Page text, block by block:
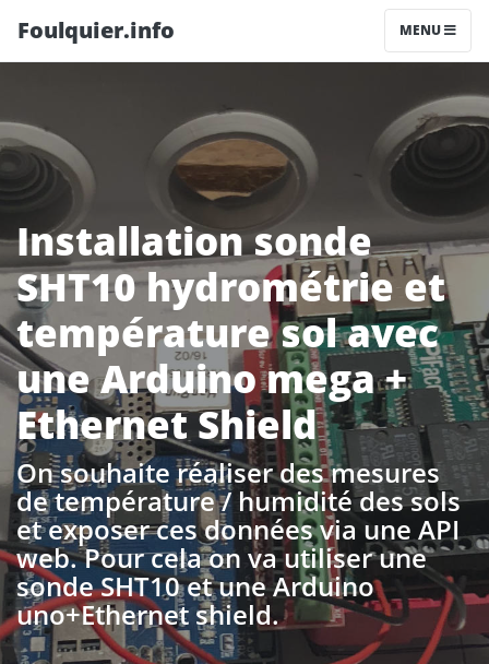
Foulquier.info MENU
Installation sonde
SHT10 hydrométrie et
température sol avec
une Arduino mega +
Ethernet Shield
On souhaite réaliser des mesures
de température / humidité des sols
et exposer ces données via une API
web. Pour cela on va utiliser une
sonde SHT10 et une Arduino
uno+Ethernet shield.